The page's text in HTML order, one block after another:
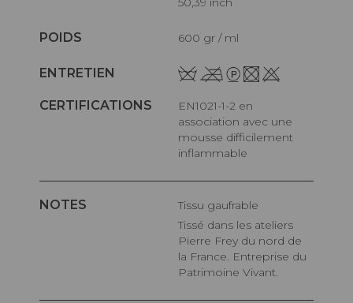
POIDS 600 gr / ml
ENTRETIEN
CERTIFICATIONS
EN1021-1-2 en
association avec une
mousse difficilement
inflammable
NOTES
Tissu gaufrable
Tissé dans les ateliers
Pierre Frey du nord de
la France. Entreprise du
Patrimoine Vivant.